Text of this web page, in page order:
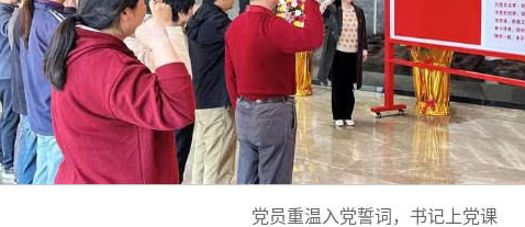
党员重温入党誓词，书记上党课